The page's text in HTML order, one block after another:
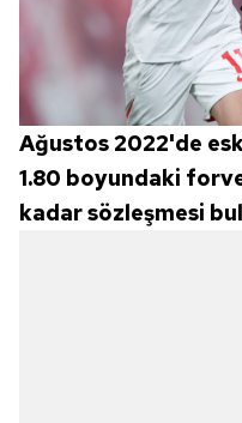
Ağustos 2022'de
1.80 boyundaki
kadar sözleşmesi